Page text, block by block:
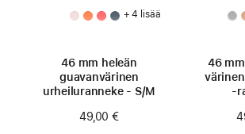
+ 4 lisää
46 mm heleän
guavan­värinen
urheiluranneke - S/M
49,00 €
46